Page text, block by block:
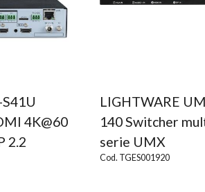
4K@60
2.2
LIGHTWARE
140 Switcher
serie UMX
Cod. TGES001920